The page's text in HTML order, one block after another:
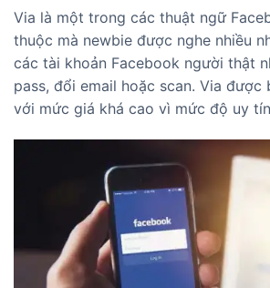
Via là một trong các thuật ngữ
thuộc mà newbie được nghe nhiều
các tài khoản Facebook người thật
pass, đổi email hoặc scan. Via được
với mức giá khá cao vì mức độ uy